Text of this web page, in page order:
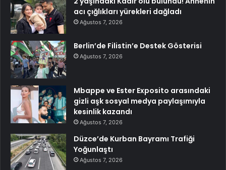
acı çığlıkları yürekleri dağladı
Ağustos 7, 2026
Berlin’de Filistin’e Destek Gösterisi
Ağustos 7, 2026
Mbappe ve Ester Exposito arasındaki
gizli aşk sosyal medya paylaşımıyla
kesinlik kazandı
Ağustos 7, 2026
Düzce’de Kurban Bayramı Trafiği
Yoğunlaştı
Ağustos 7, 2026